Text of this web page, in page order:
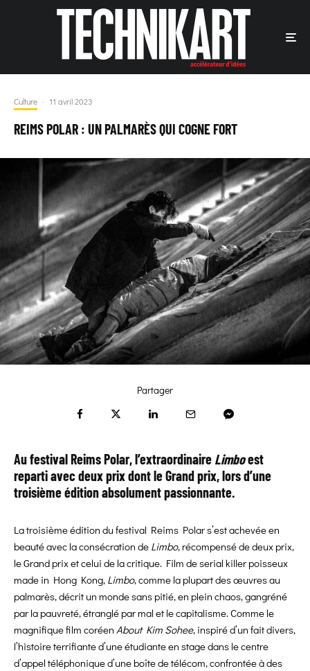
Culture · 11 avril 2023
REIMS POLAR : UN PALMARÈS QUI COGNE FORT
Partager
Au festival Reims Polar, l’extraordinaire Limboest
reparti avec deux prix dont le Grand prix, lors d’une
troisième édition absolument passionnante.
La troisième édition du festival Reims Polar s’est achevée en
beauté avec la consécration de Limbo, récompensé de deux prix,
le Grand prix et celui de la critique. Film de serial killer poisseux
made in Hong Kong, Limbo, comme la plupart des œuvres au
palmarès, décrit un monde sans pitié, en plein chaos, gangréné
par la pauvreté, étranglé par mal et le capitalisme. Comme le
magnifique film coréen About Kim Sohee, inspiré d’un fait divers,
l’histoire terrifiante d’une étudiante en stage dans le centre
d’appel téléphonique d’une boîte de télécom, confrontée à des